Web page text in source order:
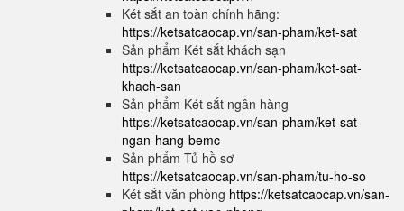
Két sắt an toàn chính hãng:
https://ketsatcaocap.vn/san-pham/ket-sat
Sản phẩm Két sắt khách sạn
https://ketsatcaocap.vn/san-pham/ket-sat-
khach-san
Sản phẩm Két sắt ngân hàng
https://ketsatcaocap.vn/san-pham/ket-sat-
ngan-hang-bemc
Sản phẩm Tủ hồ sơ
https://ketsatcaocap.vn/san-pham/tu-ho-so
Két sắt văn phòng https://ketsatcaocap.vn/san-